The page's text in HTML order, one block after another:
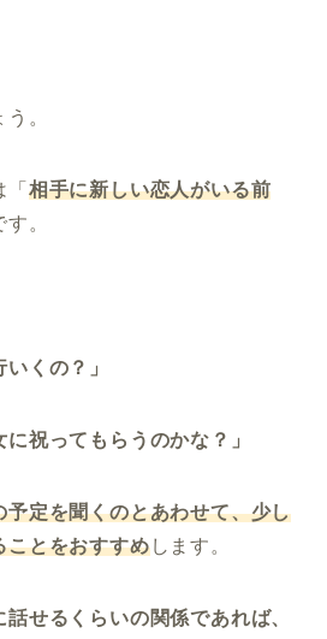
。
相手に新しい恋人がいる前
。
くの？」
に祝ってもらうのかな？」
予定を聞くのとあわせて、少し
ことをおすすめします。
せるくらいの関係であれば、